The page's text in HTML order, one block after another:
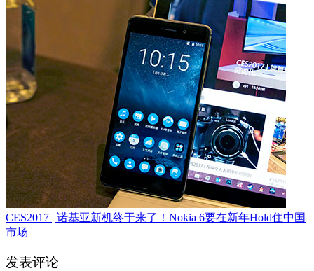
CES2017 | 诺基亚新机终于来了！Nokia 6要在新年Hold住中国
市场
发表评论